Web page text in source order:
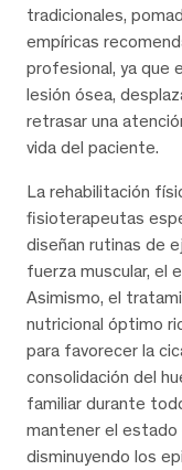
tradicionales,
empíricas
profesional, ya que
lesión ósea,
retrasar una
vida del paciente.
La rehabilitación
fisioterapeutas
diseñan rutinas de
fuerza muscular, el
Asimismo, el
nutricional óptimo
para favorecer la
consolidación del
familiar durante
mantener el estado
disminuyendo los